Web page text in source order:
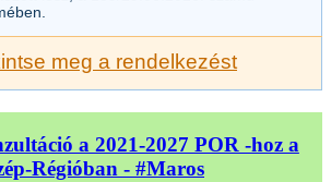
meg a rendelkezést
a 2021-2027 POR -hoz a
Régióban - #Maros